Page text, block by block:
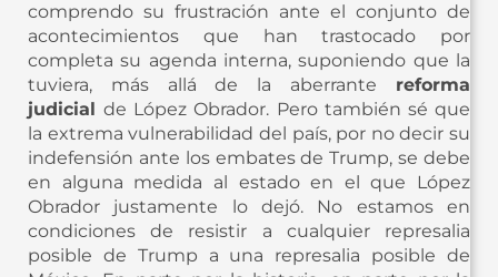
comprendo su frustración ante el conjunto de
acontecimientos que han trastocado por
completa su agenda interna, suponiendo que la
tuviera, más allá de la aberrante reforma
judicialde López Obrador. Pero también sé que
la extrema vulnerabilidad del país, por no decir su
indefensión ante los embates de Trump, se debe
en alguna medida al estado en el que López
Obrador justamente lo dejó. No estamos en
condiciones de resistir a cualquier represalia
posible de Trump a una represalia posible de